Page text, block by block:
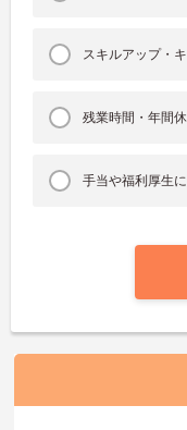
スキルアップ・
残業時間・年間
手当や福利厚生